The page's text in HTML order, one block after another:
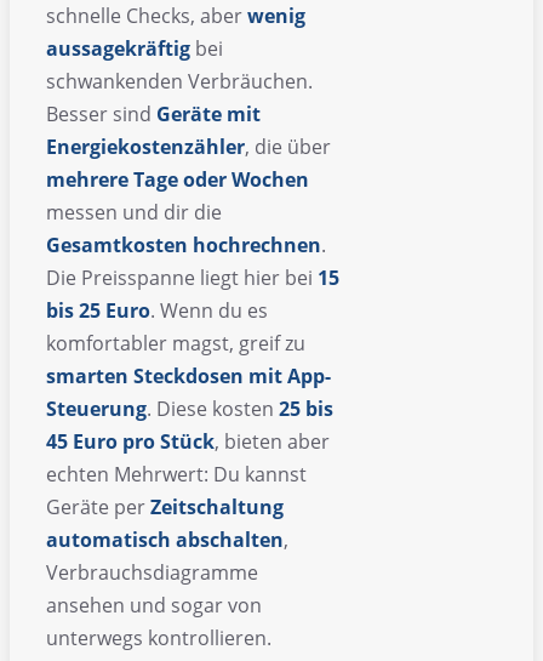
schnelle Checks, aberwenig
aussagekräftig bei
schwankenden Verbräuchen.
Besser sind Geräte mit
Energiekostenzähler, die über
mehrere Tage oder Wochen
messen und dir die
Gesamtkosten hochrechnen.
Die Preisspanne liegt hier bei 15
bis 25 Euro. Wenn du es
komfortabler magst, greif zu
smarten Steckdosen mit App-
Steuerung. Diese kosten 25 bis
45 Euro pro Stück, bieten aber
echten Mehrwert: Du kannst
Geräte perZeitschaltung
automatisch abschalten,
Verbrauchsdiagramme
ansehen und sogar von
unterwegs kontrollieren.